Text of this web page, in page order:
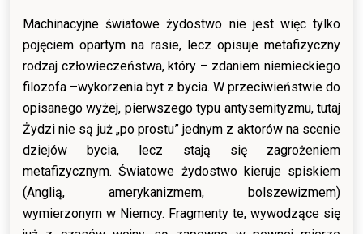
Machinacyjne światowe żydostwo nie jest więc tylko
pojęciem opartym na rasie, lecz opisuje metafizyczny
rodzaj człowieczeństwa, który – zdaniem niemieckiego
filozofa –wykorzenia byt z bycia. W przeciwieństwie do
opisanego wyżej, pierwszego typu antysemityzmu, tutaj
Żydzi nie są już „po prostu” jednym z aktorów na scenie
dziejów bycia, lecz stają się zagrożeniem
metafizycznym. Światowe żydostwo kieruje spiskiem
(Anglią, amerykanizmem, bolszewizmem)
wymierzonym w Niemcy. Fragmenty te, wywodzące się